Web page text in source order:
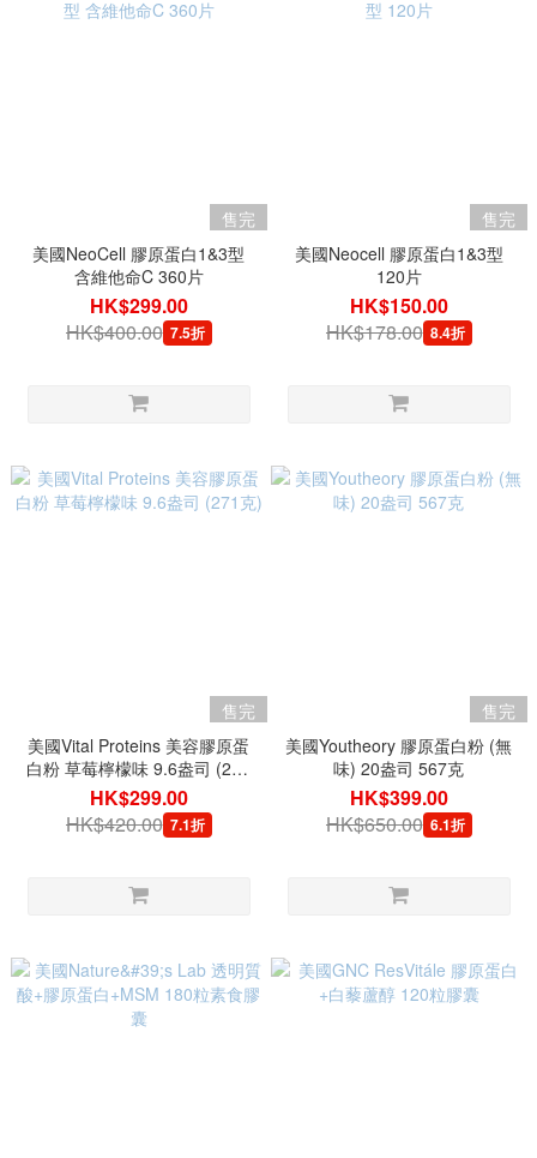
售完
美國NeoCell 膠原蛋白1&3型
含維他命C 360片
HK$299.00
HK$400.00 7.5折
售完
美國Neocell 膠原蛋白1&3型
120片
HK$150.00
HK$178.00 8.4折
售完
美國Vital Proteins 美容膠原蛋
白粉 草莓檸檬味 9.6盎司 (271
克)
HK$299.00
HK$420.00 7.1折
售完
美國Youtheory 膠原蛋白粉 (無
味) 20盎司 567克
HK$399.00
HK$650.00 6.1折